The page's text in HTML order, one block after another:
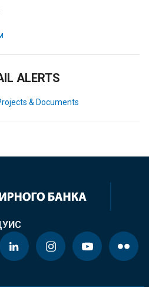
ALERTS
& Documents